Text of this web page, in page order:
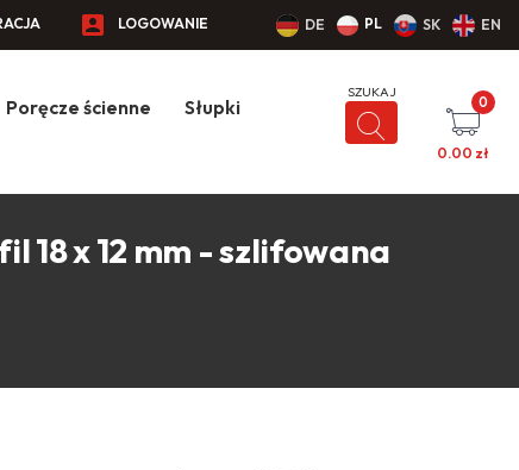
LOGOWANIE DE PL SK EN
Poręcze ścienne
Słupki
0
0.00 zł
18 x 12 mm - szlifowana